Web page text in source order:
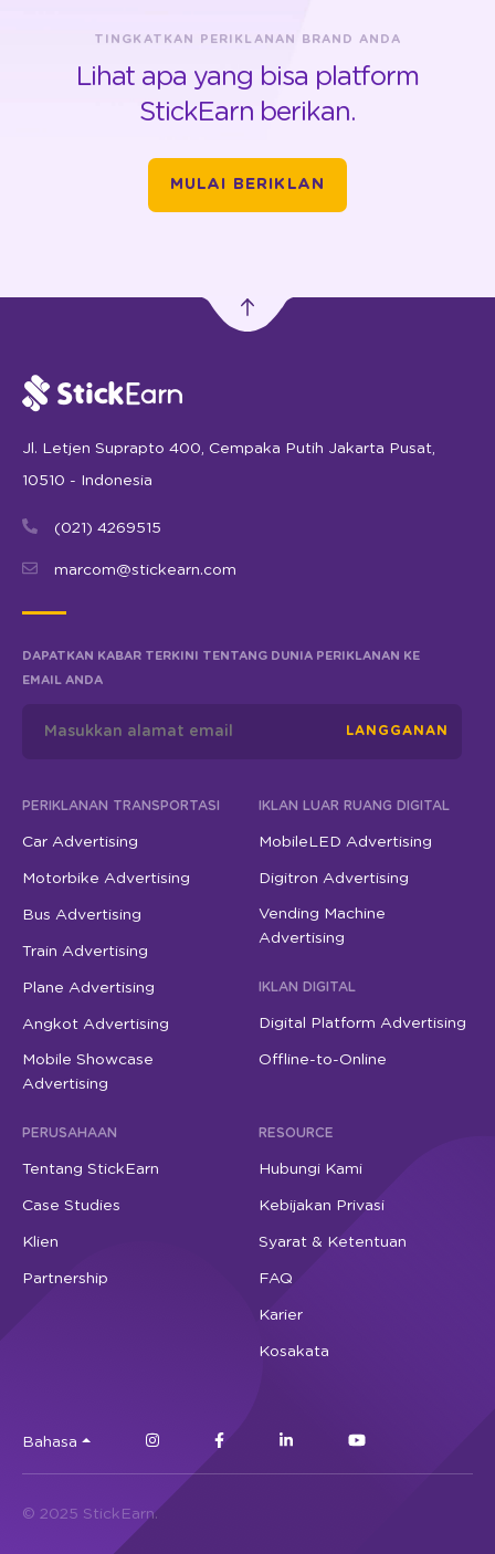
TINGKATKAN PERIKLANAN BRAND ANDA
Lihat apa yang bisa platform
StickEarn berikan.
MULAI BERIKLAN
Jl. Letjen Suprapto 400, Cempaka Putih Jakarta Pusat,
10510 - Indonesia
(021) 4269515
marcom@stickearn.com
DAPATKAN KABAR TERKINI TENTANG DUNIA PERIKLANAN KE
EMAIL ANDA
LANGGANAN
PERIKLANAN TRANSPORTASI
Car Advertising
Motorbike Advertising
Bus Advertising
Train Advertising
Plane Advertising
Angkot Advertising
Mobile Showcase
Advertising
IKLAN LUAR RUANG DIGITAL
MobileLED Advertising
Digitron Advertising
Vending Machine
Advertising
IKLAN DIGITAL
Digital Platform Advertising
Offline-to-Online
PERUSAHAAN
Tentang StickEarn
Case Studies
Klien
Partnership
RESOURCE
Hubungi Kami
Kebijakan Privasi
Syarat & Ketentuan
FAQ
Karier
Kosakata
© 2025 StickEarn.
Bahasa